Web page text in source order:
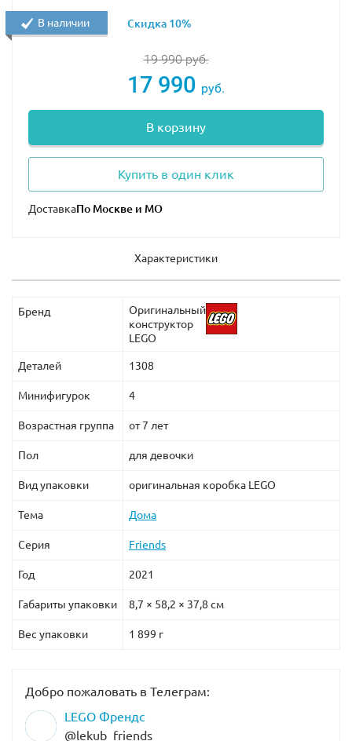
19 990руб.
17 990 руб.
В корзину
Купить в один клик
Доставка
В наличии Скидка 10%
Характеристики
Бренд
Оригинальный
конструктор
LEGO
Деталей 1308
Минифигурок 4
Возрастная группа от 7 лет
Пол для девочки
Вид упаковки оригинальная коробка LEGO
Тема Дома
Серия Friends
Год 2021
Габариты упаковки 8,7 × 58,2 × 37,8 см
Вес упаковки 1 899 г
Добро пожаловать в Телеграм:
LEGO Френдс
@lekub_friends